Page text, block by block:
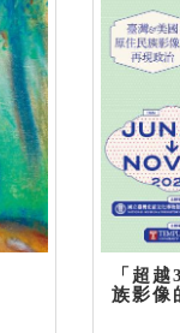
「超
族影像